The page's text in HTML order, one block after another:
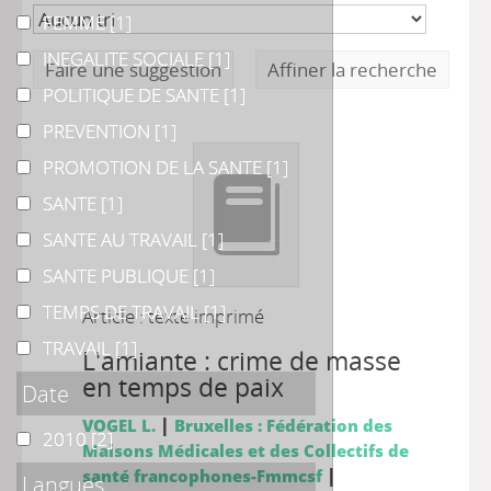
Faire une suggestion Affiner la recherche
Article : texte imprimé
L'amiante : crime de masse
en temps de paix
VOGEL L. | Bruxelles : Fédération des
Maisons Médicales et des Collectifs de
santé francophones-Fmmcsf|
FEMME
FEMME[1]
INEGALITE SOCIALE
INEGALITE SOCIALE [1]
POLITIQUE DE SANTE
POLITIQUE DE SANTE [1]
PREVENTION
PREVENTION [1]
PROMOTION DE LA SANTE
PROMOTION DE LA SANTE [1]
SANTESANTE [1]
SANTE AU TRAVAIL
SANTE AU TRAVAIL [1]
SANTE PUBLIQUE
SANTE PUBLIQUE [1]
TEMPS DE TRAVAIL
TEMPS DE TRAVAIL[1]
TRAVAIL
TRAVAIL [1]
Date
20102010[2]
Langues